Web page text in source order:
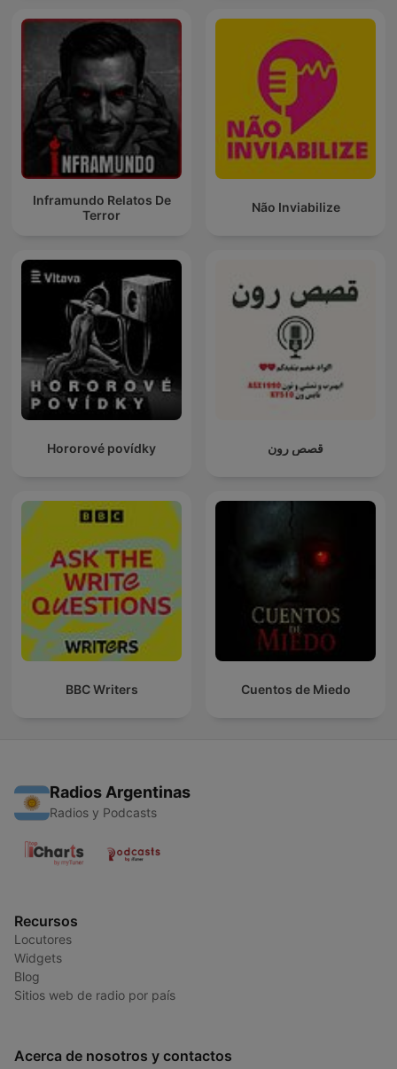
Inframundo Relatos De
Terror
Não Inviabilize
Hororové povídky قصص رون
BBC Writers Cuentos de Miedo
Radios Argentinas
Radios y Podcasts
Recursos
Locutores
Widgets
Blog
Sitios web de radio por país
Acerca de nosotros y contactos